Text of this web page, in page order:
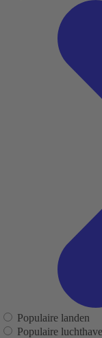
Populaire landen
Populaire